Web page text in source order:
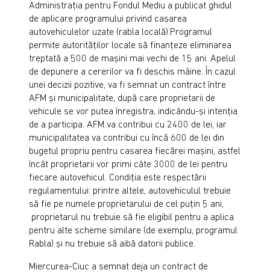
Administrația pentru Fondul Mediu a publicat ghidul
de aplicare programului privind casarea
autovehiculelor uzate (rabla locală).Programul
permite autorităților locale să finanțeze eliminarea
treptată a 500 de mașini mai vechi de 15 ani. Apelul
de depunere a cererilor va fi deschis mâine. În cazul
unei decizii pozitive, va fi semnat un contract între
AFM și municipalitate, după care proprietarii de
vehicule se vor putea înregistra, indicându-și intenția
de a participa. AFM va contribui cu 2400 de lei, iar
municipalitatea va contribui cu încă 600 de lei din
bugetul propriu pentru casarea fiecărei mașini, astfel
încât proprietarii vor primi câte 3000 de lei pentru
fiecare autovehicul. Condiția este respectării
regulamentului: printre altele, autovehiculul trebuie
să fie pe numele proprietarului de cel puțin 5 ani,
proprietarul nu trebuie să fie eligibil pentru a aplica
pentru alte scheme similare (de exemplu, programul
Rabla) și nu trebuie să aibă datorii publice.
Miercurea-Ciuc a semnat deja un contract de